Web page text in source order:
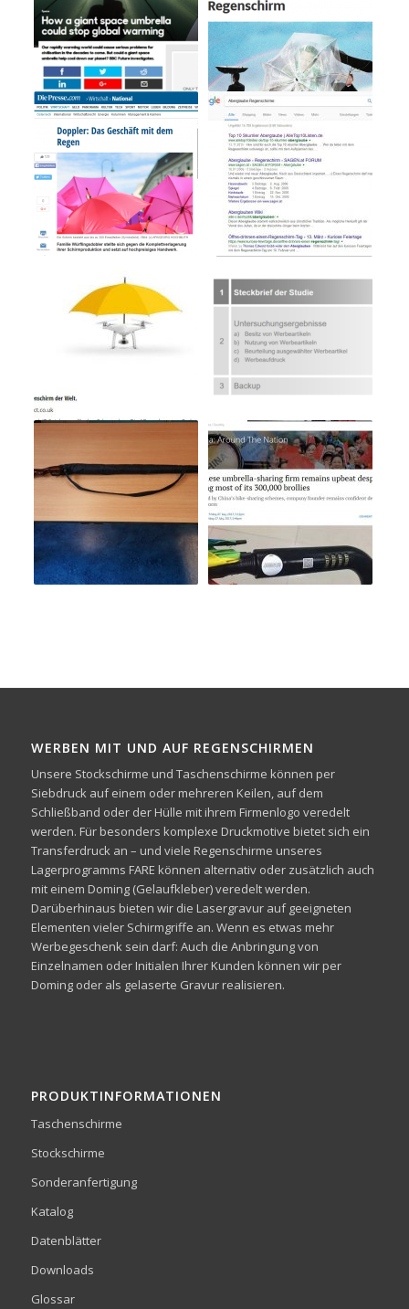
WERBEN MIT UND AUF REGENSCHIRMEN
Unsere Stockschirme und Taschenschirme können per
Siebdruck auf einem oder mehreren Keilen, auf dem
Schließband oder der Hülle mit ihrem Firmenlogo veredelt
werden. Für besonders komplexe Druckmotive bietet sich ein
Transferdruck an – und viele Regenschirme unseres
Lagerprogramms FARE können alternativ oder zusätzlich auch
mit einem Doming (Gelaufkleber) veredelt werden.
Darüberhinaus bieten wir die Lasergravur auf geeigneten
Elementen vieler Schirmgriffe an. Wenn es etwas mehr
Werbegeschenk sein darf: Auch die Anbringung von
Einzelnamen oder Initialen Ihrer Kunden können wir per
Doming oder als gelaserte Gravur realisieren.
PRODUKTINFORMATIONEN
Taschenschirme
Stockschirme
Sonderanfertigung
Katalog
Datenblätter
Downloads
Glossar